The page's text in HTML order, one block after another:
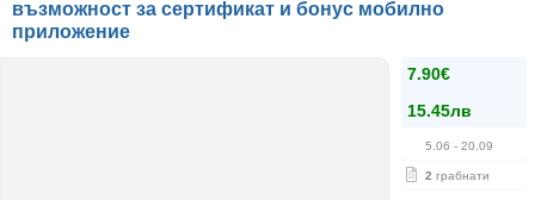
възможност за сертификат и бонус мобилно
приложение
7.90€
15.45лв
5.06 - 20.09
2 грабнати